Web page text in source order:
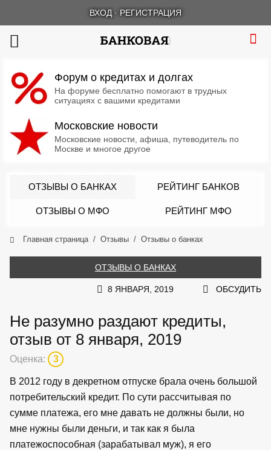
ВХОД · РЕГИСТРАЦИЯ
Форум о кредитах и долгах
На форуме бесплатно помогают в трудных
ситуациях с вашими кредитами
Московские новости
Московские новости, афиша, путеводитель по
Москве и многое другое
ОТЗЫВЫ О БАНКАХ РЕЙТИНГ БАНКОВ
ОТЗЫВЫ О МФО РЕЙТИНГ МФО
Главная страница Отзывы Отзывы о банках
ОТЗЫВЫ О БАНКАХ
8 ЯНВАРЯ, 2019 ОБСУДИТЬ
Не разумно раздают кредиты,
отзыв от 8 января, 2019
Оценка: 3
В 2012 году в декретном отпуске брала очень большой
потребительский кредит. По сути рассчитывая по
сумме платежа, его мне давать не должны были, но
мне нужны были деньги, и так как я была
платежоспособная (зарабатывал муж), я его